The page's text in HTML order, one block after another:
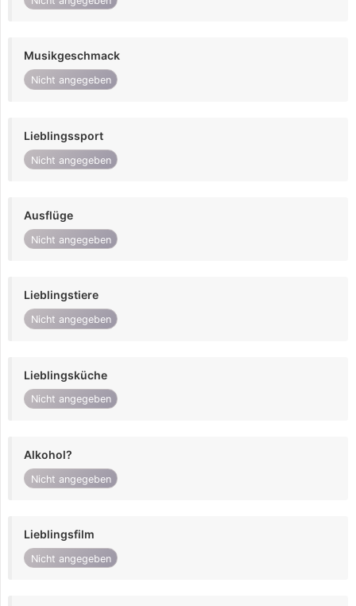
Musikgeschmack
Nicht angegeben
Lieblingssport
Nicht angegeben
Ausflüge
Nicht angegeben
Lieblingstiere
Nicht angegeben
Lieblingsküche
Nicht angegeben
Alkohol?
Nicht angegeben
Lieblingsfilm
Nicht angegeben